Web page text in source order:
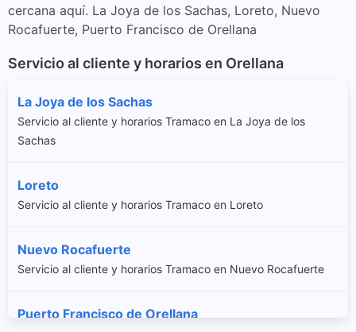
cercana aquí. La Joya de los Sachas, Loreto, Nuevo
Rocafuerte, Puerto Francisco de Orellana
Servicio al cliente y horarios en Orellana
La Joya de los Sachas
Servicio al cliente y horarios Tramaco en La Joya de los
Sachas
Loreto
Servicio al cliente y horarios Tramaco en Loreto
Nuevo Rocafuerte
Servicio al cliente y horarios Tramaco en Nuevo Rocafuerte
Puerto Francisco de Orellana